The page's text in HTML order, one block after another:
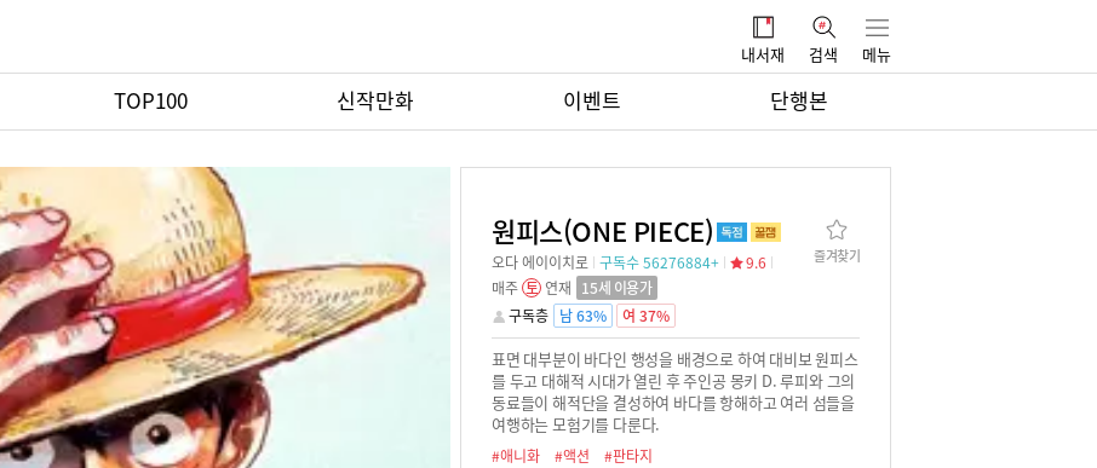
내서재 검색 메뉴
TOP100 신작만화 이벤트 단행본
즐겨찾기
원피스(ONE PIECE)
오다 에이이치로 구독수 56276884+
9.6
매주 토 연재 15세 이용가
구독층 남 63% 여 37%
표면 대부분이 바다인 행성을 배경으로 하여 대비보 원피스
를 두고 대해적 시대가 열린 후 주인공 몽키 D. 루피와 그의
동료들이 해적단을 결성하여 바다를 항해하고 여러 섬들을
여행하는 모험기를 다룬다.
#애니화 #액션 #판타지